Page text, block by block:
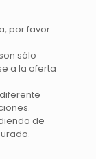
por favor
sólo
a la oferta
de